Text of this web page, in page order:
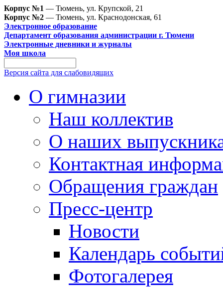
Корпус №1 — Тюмень, ул. Крупской, 21
Корпус №2 — Тюмень, ул. Краснодонская, 61
Электронное образование
Департамент образования администрации г. Тюмени
Электронные дневники и журналы
Моя школа
Версия сайта для слабовидящих
О гимназии
Наш коллектив
О наших
Контактная
Обращения граждан
Пресс-центр
Новости
Календарь
Фотогалерея